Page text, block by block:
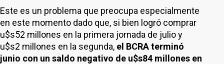
Este es un problema que preocupa especialmente
en este momento dado que, si bien logró comprar
u$s52 millones en la primera jornada de julio y
u$s2 millones en la segunda, el BCRA terminó
junio con un saldo negativo de u$s84 millones en